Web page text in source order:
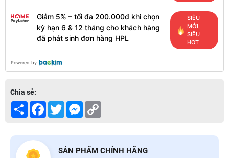
Giảm 5% – tối đa 200.000đ khi chọn
kỳ hạn 6 & 12 tháng cho khách hàng
đã phát sinh đơn hàng HPL
SIÊU
MỚI,
SIÊU
HOT
Powered by
Chia sẻ:
Share Facebook
TwitterMessenger
SẢN PHẨM CHÍNH HÃNG